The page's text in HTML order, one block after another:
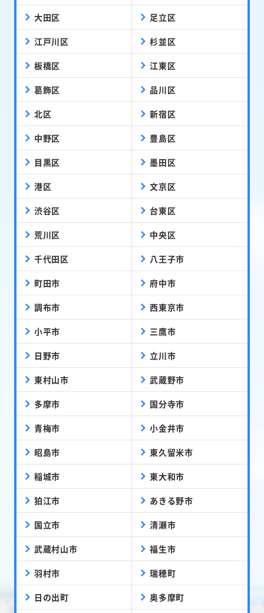
大田区 足立区
江戸川区 杉並区
板橋区 江東区
葛飾区 品川区
北区 新宿区
中野区 豊島区
目黒区 墨田区
港区 文京区
渋谷区 台東区
荒川区 中央区
千代田区 八王子市
町田市 府中市
調布市 西東京市
小平市 三鷹市
日野市 立川市
東村山市 武蔵野市
多摩市 国分寺市
青梅市 小金井市
昭島市 東久留米市
稲城市 東大和市
狛江市 あきる野市
国立市 清瀬市
武蔵村山市 福生市
羽村市 瑞穂町
日の出町 奥多摩町